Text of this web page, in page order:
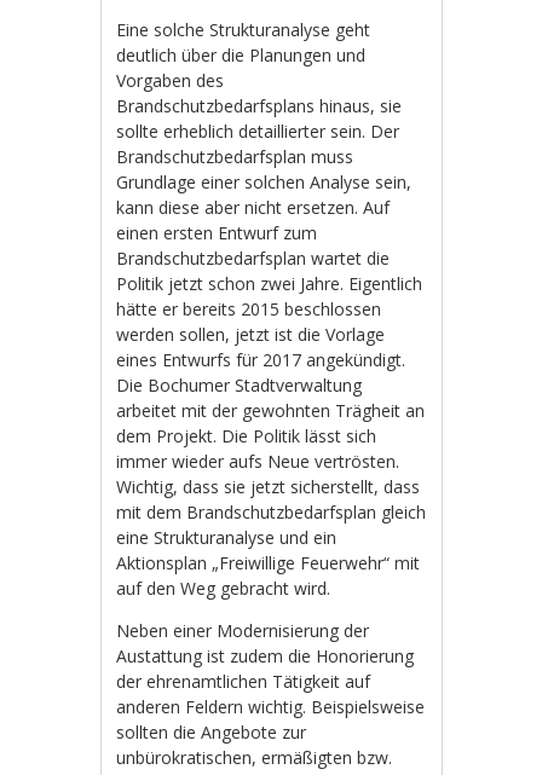
Eine solche Strukturanalyse geht
deutlich über die Planungen und
Vorgaben des
Brandschutzbedarfsplans hinaus, sie
sollte erheblich detaillierter sein. Der
Brandschutzbedarfsplan muss
Grundlage einer solchen Analyse sein,
kann diese aber nicht ersetzen. Auf
einen ersten Entwurf zum
Brandschutzbedarfsplan wartet die
Politik jetzt schon zwei Jahre. Eigentlich
hätte er bereits 2015 beschlossen
werden sollen, jetzt ist die Vorlage
eines Entwurfs für 2017 angekündigt.
Die Bochumer Stadtverwaltung
arbeitet mit der gewohnten Trägheit an
dem Projekt. Die Politik lässt sich
immer wieder aufs Neue vertrösten.
Wichtig, dass sie jetzt sicherstellt, dass
mit dem Brandschutzbedarfsplan gleich
eine Strukturanalyse und ein
Aktionsplan „Freiwillige Feuerwehr“ mit
auf den Weg gebracht wird.
Neben einer Modernisierung der
Austattung ist zudem die Honorierung
der ehrenamtlichen Tätigkeit auf
anderen Feldern wichtig. Beispielsweise
sollten die Angebote zur
unbürokratischen, ermäßigten bzw.